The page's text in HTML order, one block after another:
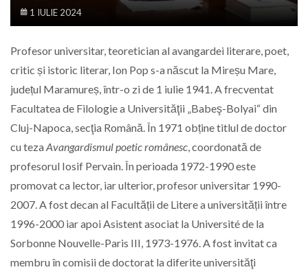
1 IULIE 2024
Profesor universitar, teoretician al avangardei literare, poet,
critic și istoric literar, Ion Pop s-a născut la Mireșu Mare,
județul Maramureș, într-o zi de 1 iulie 1941. A frecventat
Facultatea de Filologie a Universităţii „Babeş-Bolyai“ din
Cluj-Napoca, secţia Română. În 1971 obține titlul de doctor
cu tezaAvangardismul poetic românesc, coordonată de
profesorul Iosif Pervain. În perioada 1972-1990 este
promovat ca lector, iar ulterior, profesor universitar 1990-
2007. A fost decan al Facultății de Litere a universității între
1996-2000 iar apoi Asistent asociat la Université de la
Sorbonne Nouvelle-Paris III, 1973-1976. A fost invitat ca
membru în comisii de doctorat la diferite universităţi